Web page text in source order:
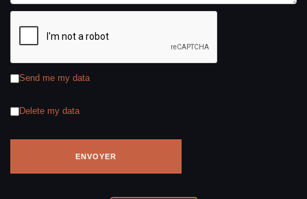
Send me my data
Delete my data